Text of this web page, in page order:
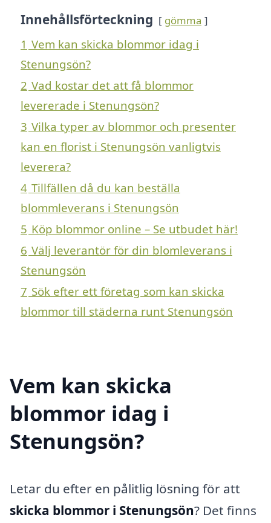
Innehållsförteckning gömma
1 Vem kan skicka blommor idag i
Stenungsön?
2 Vad kostar det att få blommor
levererade i Stenungsön?
3 Vilka typer av blommor och presenter
kan en florist i Stenungsön vanligtvis
leverera?
4 Tillfällen då du kan beställa
blommleverans i Stenungsön
5 Köp blommor online – Se utbudet här!
6 Välj leverantör för din blomleverans i
Stenungsön
7 Sök efter ett företag som kan skicka
blommor till städerna runt Stenungsön
Vem kan skicka
blommor idag i
Stenungsön?
Letar du efter en pålitlig lösning för att
skicka blommor i Stenungsön? Det finns